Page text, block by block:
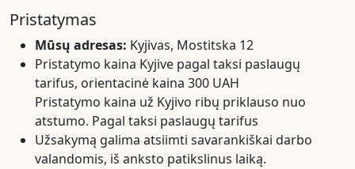
Pristatymas
Mūsų adresas: Kyjivas, Mostitska 12
Pristatymo kaina Kyjive pagal taksi paslaugų
tarifus, orientacinė kaina 300 UAH
Pristatymo kaina už Kyjivo ribų priklauso nuo
atstumo. Pagal taksi paslaugų tarifus
Užsakymą galima atsiimti savarankiškai darbo
valandomis, iš anksto patikslinus laiką.